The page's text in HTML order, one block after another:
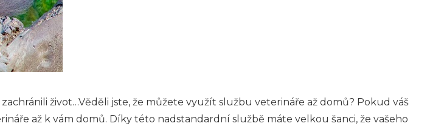
život…Věděli jste, že můžete využít službu veterináře až domů? Pokud váš
až k vám domů. Díky této nadstandardní službě máte velkou šanci, že vašeho